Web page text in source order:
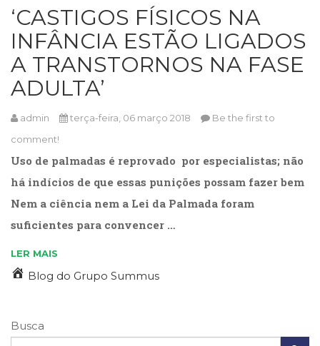
(102)
Cinema
(23)
Comportamento
(418)
Comunicação
Corpo
(226)
Crescimento
(222)
Criatividade
Culinária,
Alimentação
Negócios
(31)
‘CASTIGOS FÍSICOS NA
INFÂNCIA ESTÃO LIGADOS
A TRANSTORNOS NA FASE
ADULTA’
admin terça-feira, 06 março 2018
Be the first to
comment!
Uso de palmadas é reprovado por especialistas; não
há indícios de que essas punições possam fazer bem
Nem a ciência nem a Lei da Palmada foram
suficientes para convencer …
LER MAIS
Blog do Grupo Summus
Busca